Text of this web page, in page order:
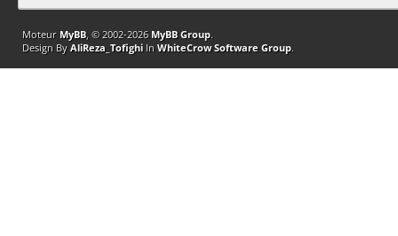
Moteur MyBB, © 2002-2026 MyBB Group.
Design By AliReza_TofighiIn WhiteCrow Software Group.